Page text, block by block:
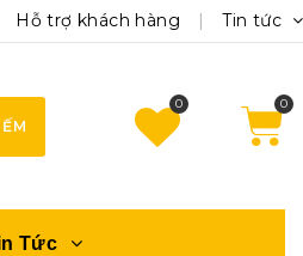
Hỗ trợ khách hàng Tin tức
0
Tức